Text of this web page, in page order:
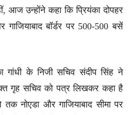
आज उन्होंने कहा कि प्रियंका दोपहर
बॉर्डर पर 500-500 बसें
गांधी के निजी सचिव संदीप सिंह ने
गृह सचिव को पत्र लिखकर कहा है
नोएडा और गाजियाबाद सीमा पर